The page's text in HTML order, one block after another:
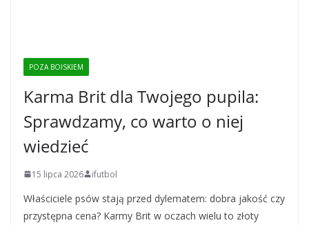
POZA BOISKIEM
Karma Brit dla Twojego pupila:
Sprawdzamy, co warto o niej
wiedzieć
15 lipca 2026 ifutbol
Właściciele psów stają przed dylematem: dobra jakość czy
przystępna cena? Karmy Brit w oczach wielu to złoty